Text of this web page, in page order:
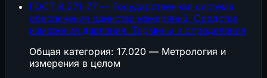
ГОСТ 8.271-77 — Государственная система
обеспечения единства измерений. Средства
измерения давления. Термины и определения
Общая категория: 17.020 — Метрология и
измерения в целом